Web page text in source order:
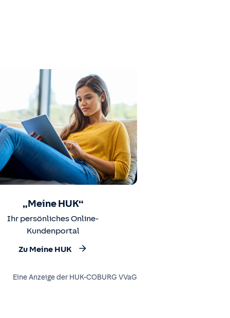
„Meine HUK“
Ihr persönliches Online-
Kundenportal
Zu Meine HUK
Eine Anzeige der HUK-COBURG VVaG